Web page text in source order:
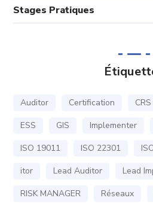
Stages Pratiques
Auditor Certification CRS
ESS
GIS Implementer
ISO 19011
ISO 22301
itor
Lead Auditor Lead
RISK MANAGER
Réseaux